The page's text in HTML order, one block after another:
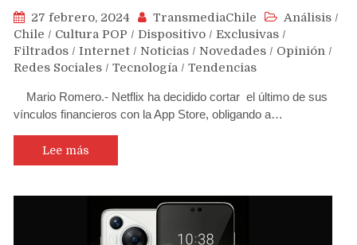
27 febrero, 2024 TransmediaChile Análisis /
Chile / Cultura POP / Dispositivo / Exclusivas /
Filtrados / Internet / Noticias / Novedades / Opinión /
Redes Sociales / Tecnología / Tendencias
Mario Romero.- Netflix ha decidido cortar el último de sus
vínculos financieros con la App Store, obligando a…
Lee más